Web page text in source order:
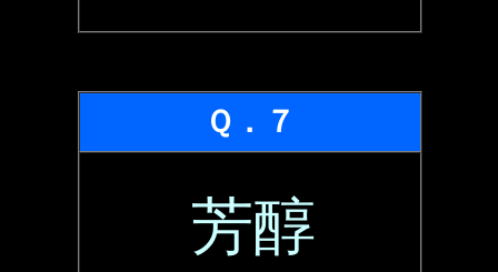
Ｑ．７
芳醇